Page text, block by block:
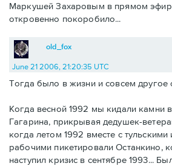
Маркушей Захаровым в прямом
откровенно покоробило...
old_fox
June 21 2006, 21:20:35 UTC
Тогда было в жизни и совсем
Когда весной 1992 мы кидали
Гагарина, прикрывая дедушек-
когда летом 1992 вместе с
рабочими пикетировали Останкино,
наступил кризис в сентябре 1993...